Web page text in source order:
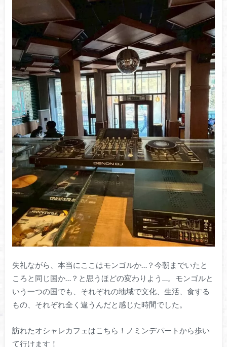
失礼ながら、本当にここはモンゴルか…？今朝までいたと
ころと同じ国か…？と思うほどの変わりよう…。モンゴルと
いう一つの国でも、それぞれの地域で文化、生活、食する
もの、それぞれ全く違うんだと感じた時間でした。
訪れたオシャレカフェはこちら！ノミンデパートから歩い
て行けます！